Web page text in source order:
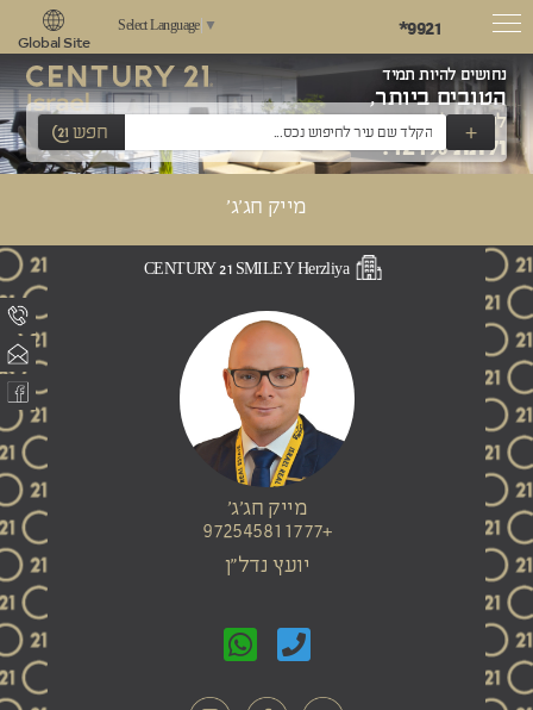
*9921
Select Language ▼
Global Site
נחושים להיות תמיד
הטובים ביותר,
לשאוף למצוינות
ולתת 121%!
+ חפש
מייק חג'ג'
CENTURY 21 SMILEY Herzliya
מייק חג'ג'
+972545811777
יועץ נדל"ן